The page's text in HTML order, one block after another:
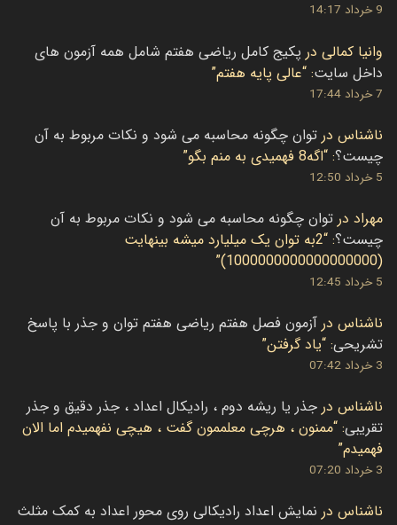
9 خرداد 14:17
وانیا کمالی در پکیج کامل ریاضی هفتم شامل همه آزمون های
داخل سایت: “عالی پایه هفتم”
7 خرداد 17:44
ناشناس در توان چگونه محاسبه می شود و نکات مربوط به آن
چیست؟: “اگه8 فهمیدی به منم بگو ”
5 خرداد 12:50
مهراد در توان چگونه محاسبه می شود و نکات مربوط به آن
چیست؟: “ 2به توان یک میلیارد میشه بینهایت
(1000000000000000000)
”
5 خرداد 12:45
ناشناس در آزمون فصل هفتم ریاضی هفتم توان و جذر با پاسخ
تشریحی: “یاد گرفتن”
3 خرداد 07:42
ناشناس در جذر یا ریشه دوم ، رادیکال اعداد ، جذر دقیق و جذر
تقریبی: “ممنون ، هرچی معلممون گفت ، هیچی نفهمیدم اما الان
فهمیدم”
3 خرداد 07:20
ناشناس در نمایش اعداد رادیکالی روی محور اعداد به کمک مثلث